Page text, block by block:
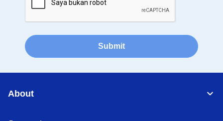
Submit
About